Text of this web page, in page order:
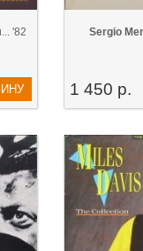
'82 Sergio
1 450 р.